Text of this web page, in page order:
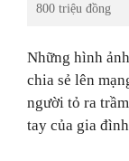
800 triệu đồng
Những hình
chia sẻ lên
người tỏ ra
tay của gia